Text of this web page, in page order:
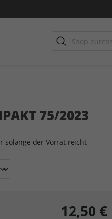
Zwischensumme
75/2023
solange der Vorrat reicht
12,50 €